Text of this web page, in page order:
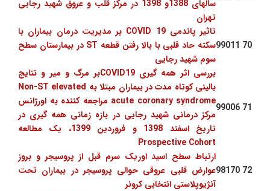
سالهای 1388و 1398 در مرکز قلب و عروق شهید رجایی
تهران
70
99011
تاثیر پاندمی COVID 19 بر مدیریت درمان بیماران با
سکته حاد قلبی با بالا رفتن قطعه ST در بیمارستان سطح
سوم شهید رجایی
71
99006
بررسی اثر همه گیری COVID19بر مرگ و میر و نتایج
بالینی کوتاه مدت در بیماران مبتلا به Non-ST elevated
acute coronary syndrome مراجعه کننده به اورژانس
مرکز درمانی شهید رجایی در بازه زمانی همه گیری در
تاریخ اسفند 1398 و فروردین 1399، یک مطالعه
Prospective Cohort
72
98170
ارﺗﺒﺎط ﺳﻄﺢ اسید اوریک سرم ﻗﺒﻞ از ﭘﺮوﺳﯿﺠﺮ و بروز
ﻋﻮارض ﻗﻠﺒﯽ ﻋﺮوﻗﯽ ﺣﻮاﻟﯽ ﭘﺮوﺳﯿﺠﺮ در ﺑﯿﻤﺎران ﺗﺤﺖ
آنژیوپلاستی انتخابی کرونر